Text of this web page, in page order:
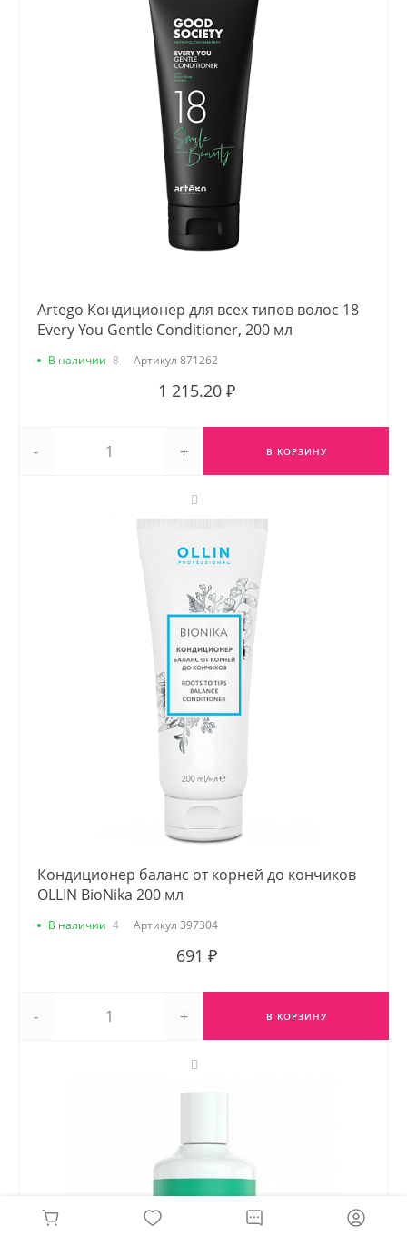
Artego Кондиционер для всех типов волос 18
Every You Gentle Conditioner, 200 мл
В наличии 8 Артикул 871262
1 215.20 ₽
- + В КОРЗИНУ
Кондиционер баланс от корней до кончиков
OLLIN BioNika 200 мл
В наличии 4 Артикул 397304
691 ₽
- + В КОРЗИНУ